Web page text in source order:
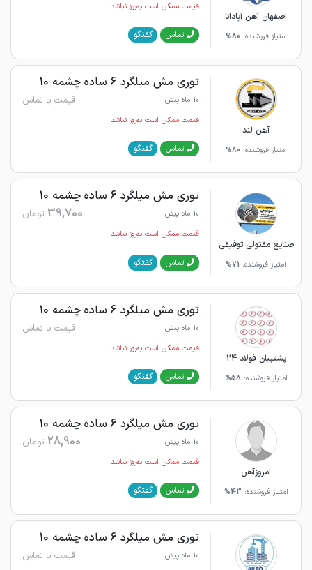
اصفهان آهن آپادانا
امتیاز فروشنده: 80%
قیمت ممکن است به‌روز نباشد
تماس گفتگو
آهن لند
امتیاز فروشنده: 80%
توری مش میلگرد 6 ساده چشمه 10
10 ماه پیش قیمت با تماس
قیمت ممکن است به‌روز نباشد
تماس گفتگو
صنایع مفتولی توفیقی
امتیاز فروشنده: 71%
توری مش میلگرد 6 ساده چشمه 10
10 ماه پیش 39,700 تومان
قیمت ممکن است به‌روز نباشد
تماس گفتگو
پشتیبان فولاد 24
امتیاز فروشنده: 58%
توری مش میلگرد 6 ساده چشمه 10
10 ماه پیش قیمت با تماس
قیمت ممکن است به‌روز نباشد
تماس گفتگو
امروزآهن
امتیاز فروشنده: 43%
توری مش میلگرد 6 ساده چشمه 10
10 ماه پیش 28,900 تومان
قیمت ممکن است به‌روز نباشد
تماس گفتگو
توری مش میلگرد 6 ساده چشمه 10
10 ماه پیش قیمت با تماس